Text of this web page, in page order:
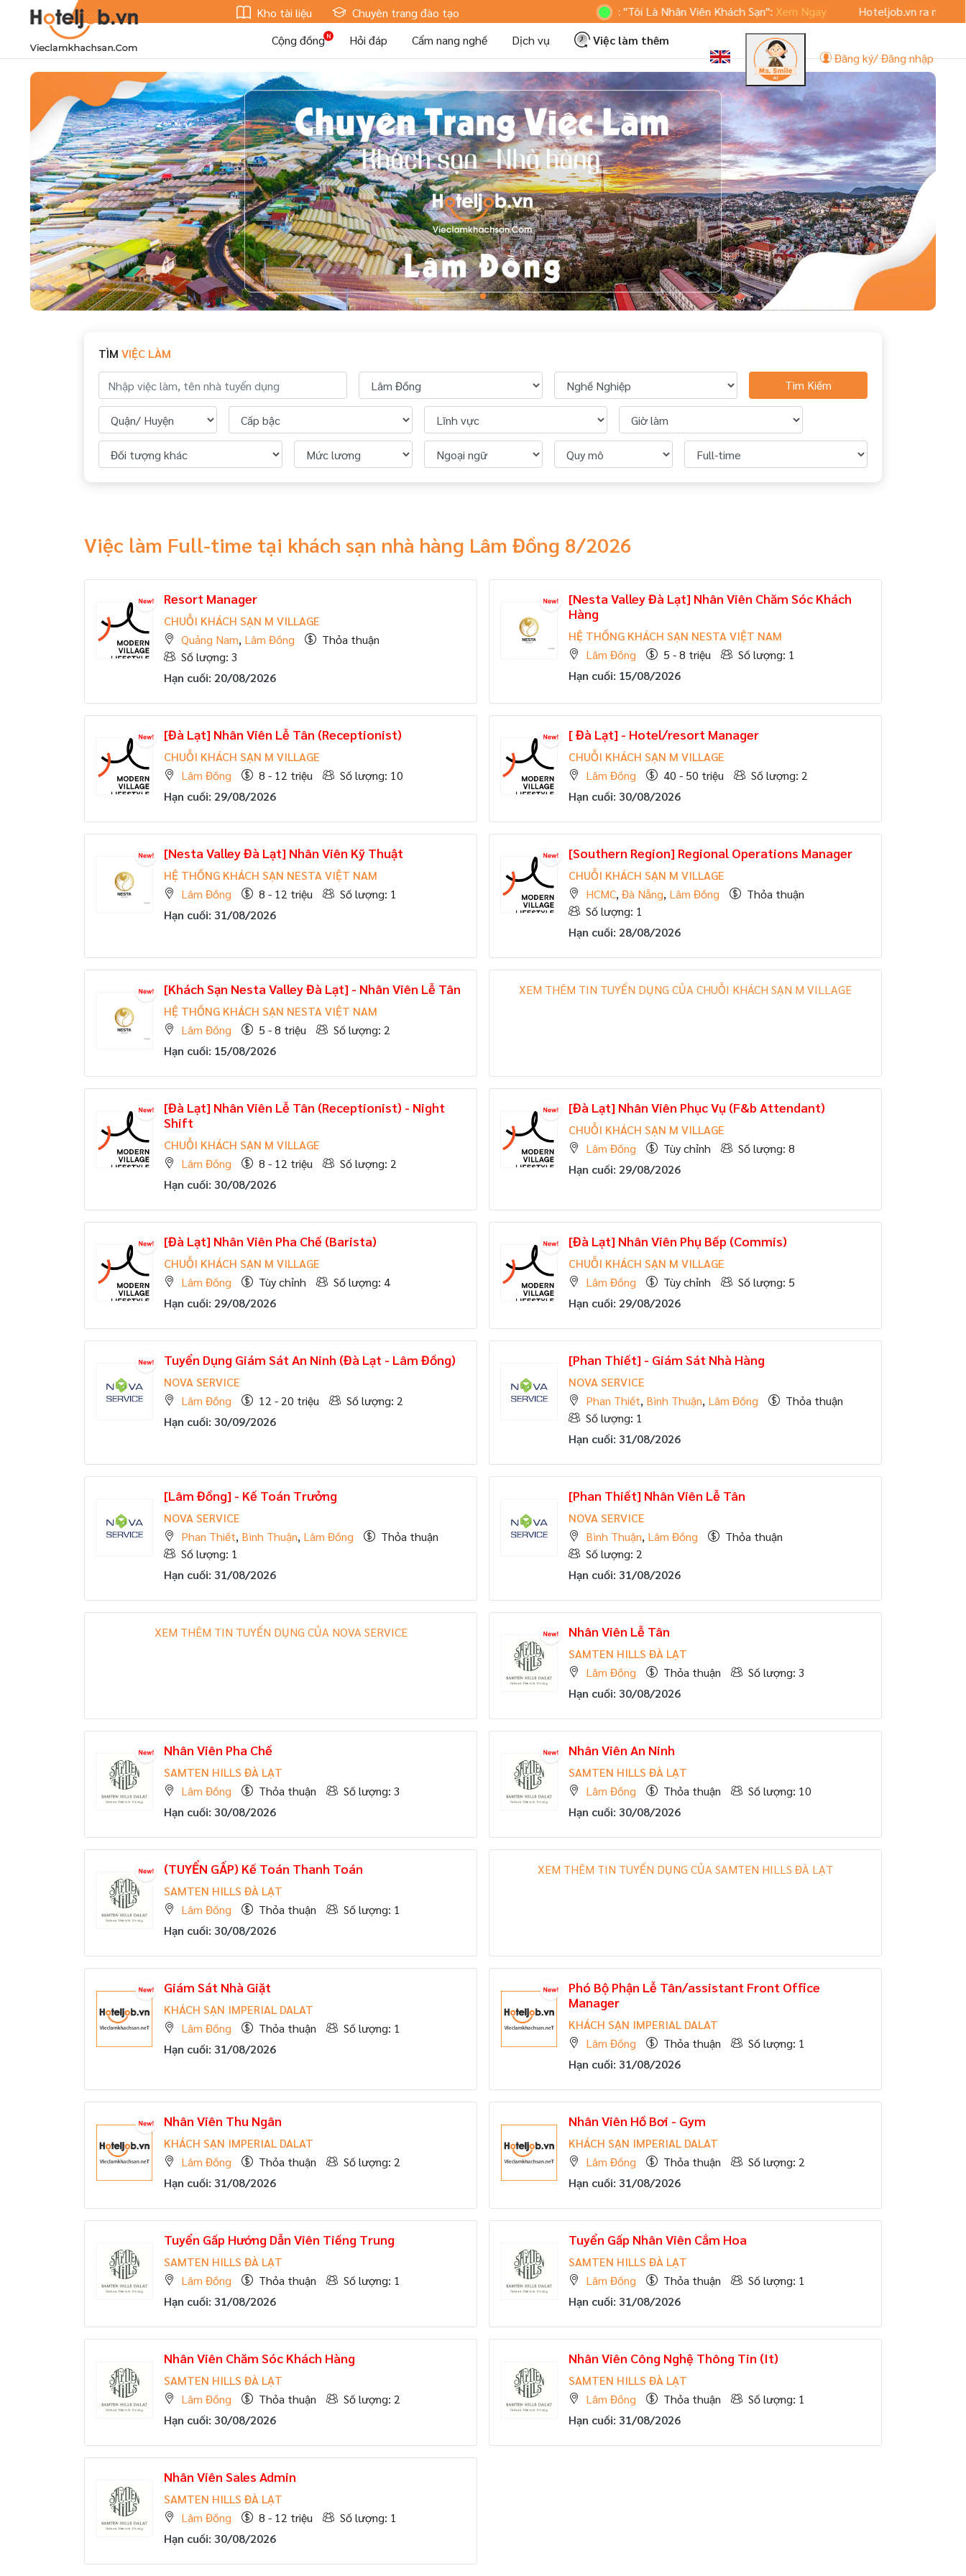
Kho tài liệu Chuyên trang đào tạo Hoteljob MV: "Tôi Là Nhân Viên Khách Sạn":Xem Ngay
Hoteljob.vn ra mắt phiên bản
Cộng đồng
Hỏi đáp Cẩm nang nghề Dịch vụ
Việc làm thêm
Đăng ký/ Đăng nhập
TÌM VIỆC LÀM
Tìm Kiếm
Việc làm Full-time tại khách sạn nhà hàng Lâm Đồng 8/2026
Resort Manager
CHUỖI KHÁCH SẠN M VILLAGE
Quảng Nam, Lâm Đồng
Thỏa thuận
Số lượng: 3
Hạn cuối: 20/08/2026
[Nesta Valley Đà Lạt] Nhân Viên Chăm Sóc Khách
Hàng
HỆ THỐNG KHÁCH SẠN NESTA VIỆT NAM
Lâm Đồng
5 - 8 triệu
Số lượng: 1
Hạn cuối: 15/08/2026
[Đà Lạt] Nhân Viên Lễ Tân (Receptionist)
CHUỖI KHÁCH SẠN M VILLAGE
Lâm Đồng
8 - 12 triệu
Số lượng: 10
Hạn cuối: 29/08/2026
[ Đà Lạt] - Hotel/resort Manager
CHUỖI KHÁCH SẠN M VILLAGE
Lâm Đồng
40 - 50 triệu
Số lượng: 2
Hạn cuối: 30/08/2026
[Nesta Valley Đà Lạt] Nhân Viên Kỹ Thuật
HỆ THỐNG KHÁCH SẠN NESTA VIỆT NAM
Lâm Đồng
8 - 12 triệu
Số lượng: 1
Hạn cuối: 31/08/2026
[Southern Region] Regional Operations Manager
CHUỖI KHÁCH SẠN M VILLAGE
HCMC,Đà Nẵng, Lâm Đồng
Thỏa thuận
Số lượng: 1
Hạn cuối: 28/08/2026
[Khách Sạn Nesta Valley Đà Lạt] - Nhân Viên Lễ Tân
HỆ THỐNG KHÁCH SẠN NESTA VIỆT NAM
Lâm Đồng
5 - 8 triệu
Số lượng: 2
Hạn cuối: 15/08/2026
XEM THÊM TIN TUYỂN DỤNG CỦA CHUỖI KHÁCH SẠN M VILLAGE
[Đà Lạt] Nhân Viên Lễ Tân (Receptionist) - Night
Shift
CHUỖI KHÁCH SẠN M VILLAGE
Lâm Đồng
8 - 12 triệu
Số lượng: 2
Hạn cuối: 30/08/2026
[Đà Lạt] Nhân Viên Phục Vụ (F&b Attendant)
CHUỖI KHÁCH SẠN M VILLAGE
Lâm Đồng
Tùy chỉnh
Số lượng: 8
Hạn cuối: 29/08/2026
[Đà Lạt] Nhân Viên Pha Chế (Barista)
CHUỖI KHÁCH SẠN M VILLAGE
Lâm Đồng
Tùy chỉnh
Số lượng: 4
Hạn cuối: 29/08/2026
[Đà Lạt] Nhân Viên Phụ Bếp (Commis)
CHUỖI KHÁCH SẠN M VILLAGE
Lâm Đồng
Tùy chỉnh
Số lượng: 5
Hạn cuối: 29/08/2026
Tuyển Dụng Giám Sát An Ninh (Đà Lạt - Lâm Đồng)
NOVA SERVICE
Lâm Đồng
12 - 20 triệu
Số lượng: 2
Hạn cuối: 30/09/2026
[Phan Thiết] - Giám Sát Nhà Hàng
NOVA SERVICE
Phan Thiết, Bình Thuận, Lâm Đồng
Thỏa thuận
Số lượng: 1
Hạn cuối: 31/08/2026
[Lâm Đồng] - Kế Toán Trưởng
NOVA SERVICE
Phan Thiết, Bình Thuận, Lâm Đồng
Thỏa thuận
Số lượng: 1
Hạn cuối: 31/08/2026
[Phan Thiết] Nhân Viên Lễ Tân
NOVA SERVICE
Bình Thuận, Lâm Đồng
Thỏa thuận
Số lượng: 2
Hạn cuối: 31/08/2026
XEM THÊM TIN TUYỂN DỤNG CỦA NOVA SERVICE Nhân Viên Lễ Tân
SAMTEN HILLS ĐÀ LẠT
Lâm Đồng
Thỏa thuận
Số lượng: 3
Hạn cuối: 30/08/2026
Nhân Viên Pha Chế
SAMTEN HILLS ĐÀ LẠT
Lâm Đồng
Thỏa thuận
Số lượng: 3
Hạn cuối: 30/08/2026
Nhân Viên An Ninh
SAMTEN HILLS ĐÀ LẠT
Lâm Đồng
Thỏa thuận
Số lượng: 10
Hạn cuối: 30/08/2026
(TUYỂN GẤP) Kế Toán Thanh Toán
SAMTEN HILLS ĐÀ LẠT
Lâm Đồng
Thỏa thuận
Số lượng: 1
Hạn cuối: 30/08/2026
XEM THÊM TIN TUYỂN DỤNG CỦA SAMTEN HILLS ĐÀ LẠT
Giám Sát Nhà Giặt
KHÁCH SẠN IMPERIAL DALAT
Lâm Đồng
Thỏa thuận
Số lượng: 1
Hạn cuối: 31/08/2026
Phó Bộ Phận Lễ Tân/assistant Front Office
Manager
KHÁCH SẠN IMPERIAL DALAT
Lâm Đồng
Thỏa thuận
Số lượng: 1
Hạn cuối: 31/08/2026
Nhân Viên Thu Ngân
KHÁCH SẠN IMPERIAL DALAT
Lâm Đồng
Thỏa thuận
Số lượng: 2
Hạn cuối: 31/08/2026
Nhân Viên Hồ Bơi - Gym
KHÁCH SẠN IMPERIAL DALAT
Lâm Đồng
Thỏa thuận
Số lượng: 2
Hạn cuối: 31/08/2026
Tuyển Gấp Hướng Dẫn Viên Tiếng Trung
SAMTEN HILLS ĐÀ LẠT
Lâm Đồng
Thỏa thuận
Số lượng: 1
Hạn cuối: 31/08/2026
Tuyển Gấp Nhân Viên Cắm Hoa
SAMTEN HILLS ĐÀ LẠT
Lâm Đồng
Thỏa thuận
Số lượng: 1
Hạn cuối: 31/08/2026
Nhân Viên Chăm Sóc Khách Hàng
SAMTEN HILLS ĐÀ LẠT
Lâm Đồng
Thỏa thuận
Số lượng: 2
Hạn cuối: 30/08/2026
Nhân Viên Công Nghệ Thông Tin (It)
SAMTEN HILLS ĐÀ LẠT
Lâm Đồng
Thỏa thuận
Số lượng: 1
Hạn cuối: 31/08/2026
Nhân Viên Sales Admin
SAMTEN HILLS ĐÀ LẠT
Lâm Đồng
8 - 12 triệu
Số lượng: 1
Hạn cuối: 30/08/2026